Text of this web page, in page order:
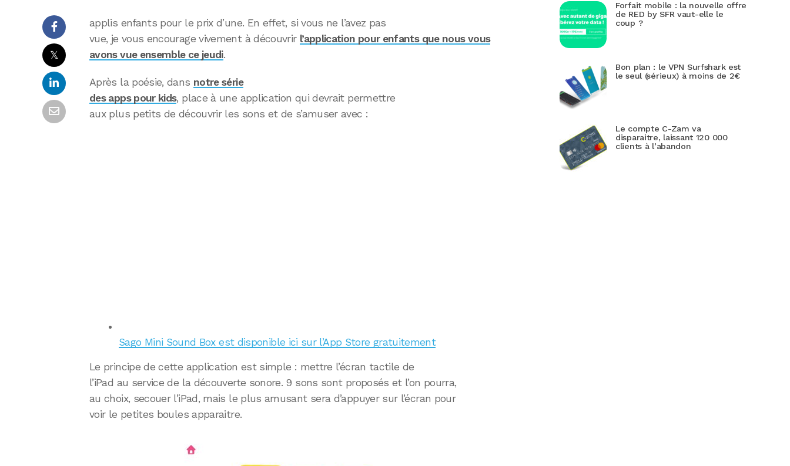
𝕏
applis enfants pour le prix d’une. En effet, si vous ne l’avez pas
vue, je vous encourage vivement à découvrir l’application pour enfants que nous vous
avons vue ensemble ce jeudi.
Après la poésie, dans notre série
des apps pour kids, place à une application qui devrait permettre
aux plus petits de découvrir les sons et de s’amuser avec :
Sago Mini Sound Box est disponible ici sur l’App Store gratuitement
Le principe de cette application est simple : mettre l’écran tactile de
l’iPad au service de la découverte sonore. 9 sons sont proposés et l’on pourra,
au choix, secouer l’iPad, mais le plus amusant sera d’appuyer sur l’écran pour
voir le petites boules apparaitre.
Forfait mobile : la nouvelle offre
de RED by SFR vaut-elle le
coup ?
Bon plan : le VPN Surfshark est
le seul (sérieux) à moins de 2€
Le compte C-Zam va
disparaitre, laissant 120 000
clients à l’abandon